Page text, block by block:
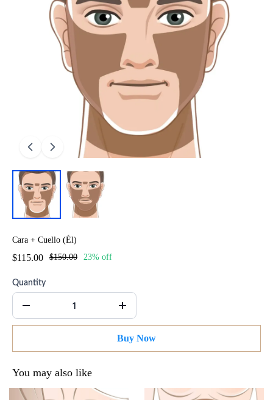
Cara + Cuello (Él)
$115.00 $150.00 23% off
Quantity
Buy Now
You may also like